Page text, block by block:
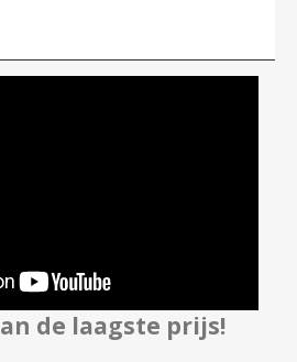
de laagste prijs!